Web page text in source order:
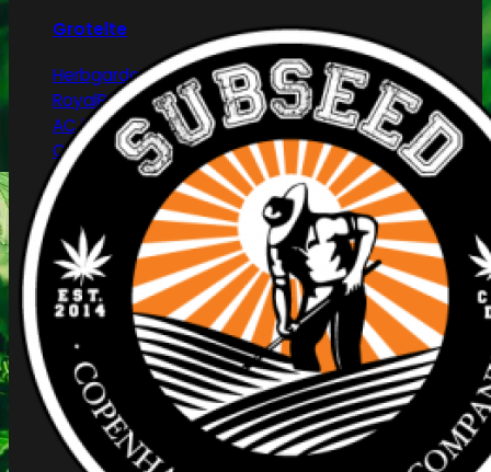
Grotelte
Herbgarden™
RoyalRoom®
AC infinity
Cultibox
Homebox
Secret Jardine
Tilbehør til grotelte
Målingsudstyr
PH måling
Co2 måling og kontrol
Temperatur og fugtighedsmålere
Målebægere og sprays